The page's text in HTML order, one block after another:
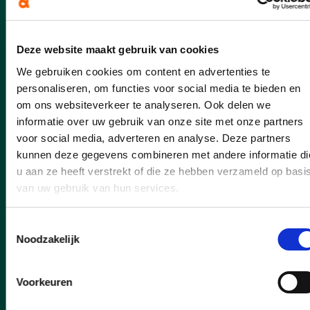
Deze website maakt gebruik van cookies
We gebruiken cookies om content en advertenties te
personaliseren, om functies voor social media te bieden en
om ons websiteverkeer te analyseren. Ook delen we
informatie over uw gebruik van onze site met onze partners
voor social media, adverteren en analyse. Deze partners
kunnen deze gegevens combineren met andere informatie
u aan ze heeft verstrekt of die ze hebben verzameld op
van uw gebruik van hun services.
Noodzakelijk
Voorkeuren
lees meer